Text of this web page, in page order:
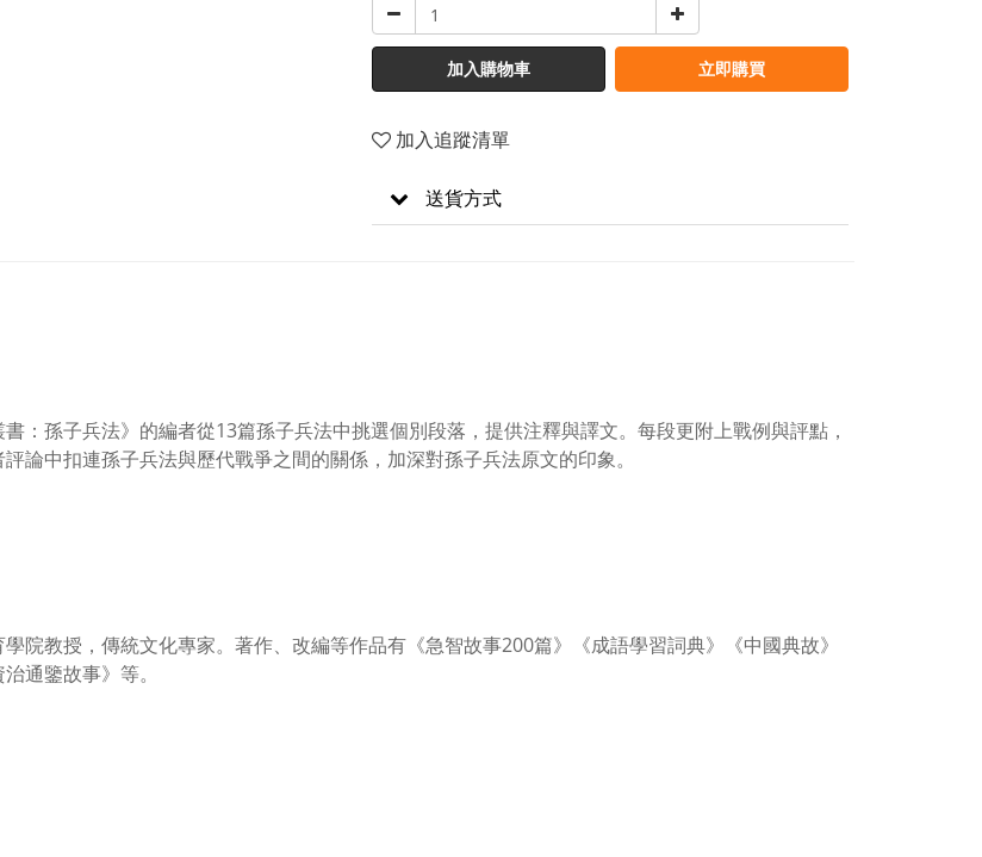
加入購物車 立即購買
加入追蹤清單
送貨方式
書：孫子兵法》的編者從13篇孫子兵法中挑選個別段落，提供注釋與譯文。每段更附上戰例與評點，
論中扣連孫子兵法與歷代戰爭之間的關係，加深對孫子兵法原文的印象。
院教授，傳統文化專家。著作、改編等作品有《急智故事200篇》《成語學習詞典》《中國典故》
通鑒故事》等。